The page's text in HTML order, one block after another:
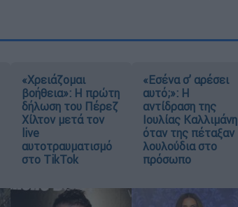
«Χρειάζομαι
βοήθεια»: Η πρώτη
δήλωση του Πέρεζ
Χίλτον μετά τον
live
αυτοτραυματισμό
στο TikTok
«Εσένα σ’ αρέσει
αυτό;»: Η
αντίδραση της
Ιουλίας Καλλιμάνη
όταν της πέταξαν
λουλούδια στο
πρόσωπο